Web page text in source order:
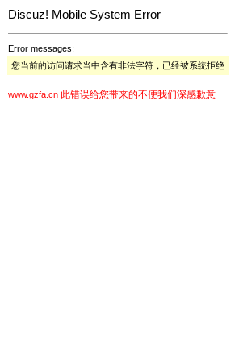
Discuz! Mobile System Error
Error messages:
您当前的访问请求当中含有非法字符，已经被系统拒绝
www.gzfa.cn 此错误给您带来的不便我们深感歉意